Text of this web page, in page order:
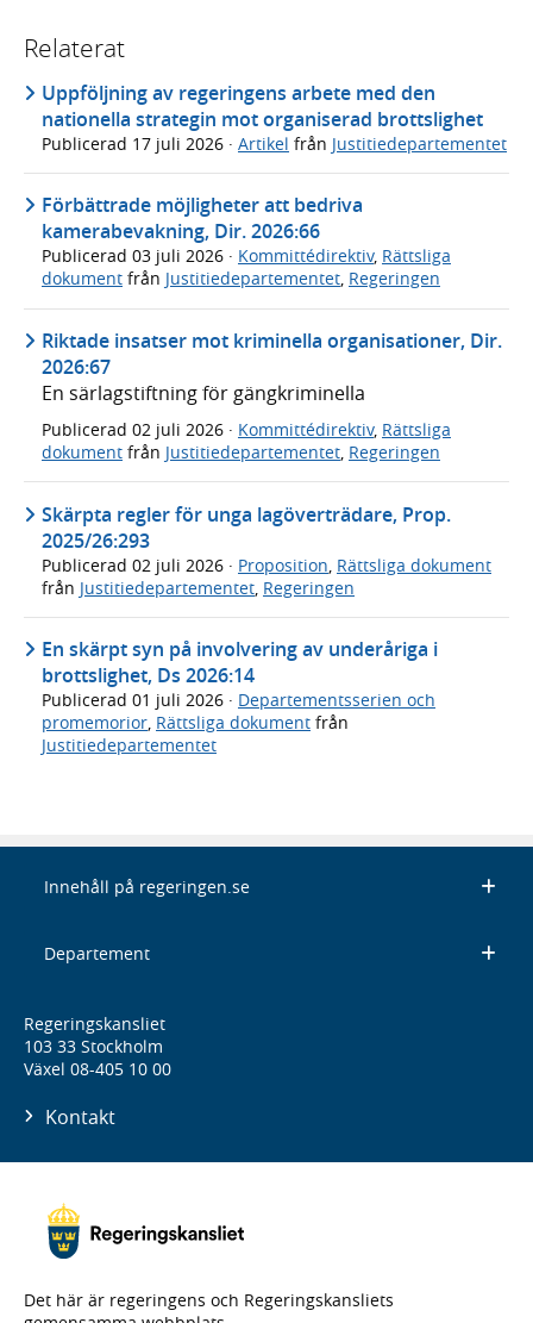
Relaterat
Uppföljning av regeringens arbete med den
nationella strategin mot organiserad brottslighet
Publicerad 17 juli 2026 · Artikel från Justitiedepartementet
Förbättrade möjligheter att bedriva
kamerabevakning, Dir. 2026:66
Publicerad 03 juli 2026 · Kommittédirektiv, Rättsliga
dokument från Justitiedepartementet, Regeringen
Riktade insatser mot kriminella organisationer, Dir.
2026:67
En särlagstiftning för gängkriminella
Publicerad 02 juli 2026 · Kommittédirektiv, Rättsliga
dokument från Justitiedepartementet, Regeringen
Skärpta regler för unga lagöverträdare, Prop.
2025/26:293
Publicerad 02 juli 2026 · Proposition Rättsliga dokument
från Justitiedepartementet Regeringen
En skärpt syn på involvering av underåriga i
brottslighet, Ds 2026:14
Publicerad 01 juli 2026 · Departementsserien och
promemorior, Rättsliga dokument från
Justitiedepartementet
Innehåll på regeringen.se
Departement
Regeringskansliet
103 33 Stockholm
Växel 08-405 10 00
Kontakt
Det här är regeringens och Regeringskansliets